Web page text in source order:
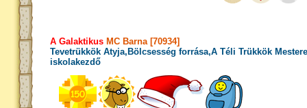
A Galaktikus MC Barna [70934]
Tevetrükkök Atyja,Bölcsesség forrása,A Téli Trükkök
iskolakezdő